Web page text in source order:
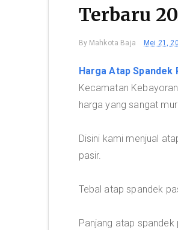
Terbaru
By Mahkota Baja Mei 21,
Harga Atap Spandek
Kecamatan
harga yang sangat
Disini kami menjual
pasir.
Tebal atap spandek
Panjang atap